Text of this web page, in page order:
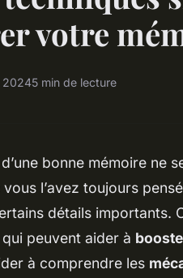
votre
20245 min de lecture
bonne mémoire ne
l’avez toujours
détails importants.
peuvent aider à
à comprendre les